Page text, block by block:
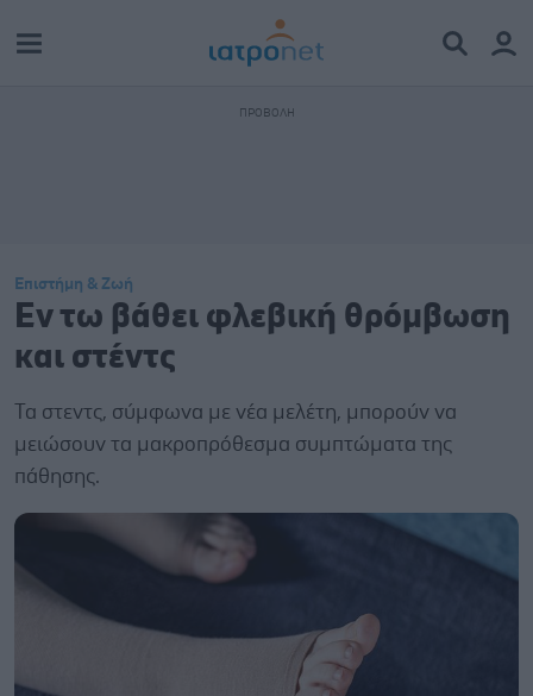
Επιστήμη & Ζωή
Εν τω βάθει φλεβική θρόμβωση
και στέντς
Τα στεντς, σύμφωνα με νέα μελέτη, μπορούν να
μειώσουν τα μακροπρόθεσμα συμπτώματα της
πάθησης.